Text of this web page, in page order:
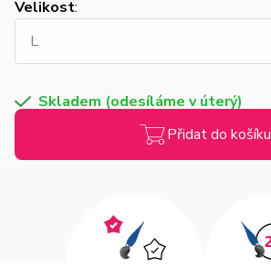
Velikost:
Skladem (odesíláme v úterý)
Přidat do košíku